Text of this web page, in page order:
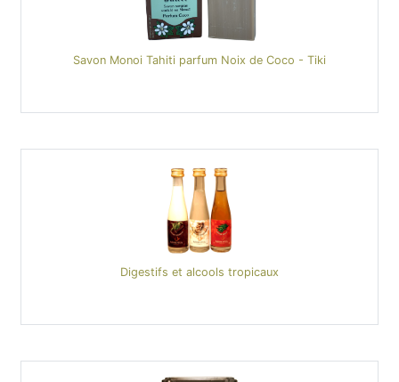
Savon Monoi Tahiti parfum Noix de Coco - Tiki
Digestifs et alcools tropicaux